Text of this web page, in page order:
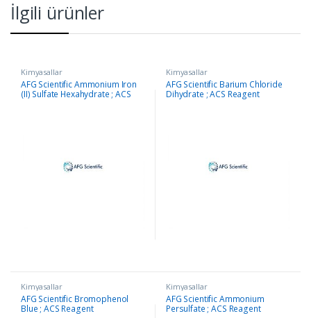
İlgili ürünler
Kimyasallar
AFG Scientific Ammonium Iron
(II) Sulfate Hexahydrate ; ACS
Kimyasallar
AFG Scientific Barium Chloride
Dihydrate ; ACS Reagent
Kimyasallar
AFG Scientific Bromophenol
Blue ; ACS Reagent
Kimyasallar
AFG Scientific Ammonium
Persulfate ; ACS Reagent